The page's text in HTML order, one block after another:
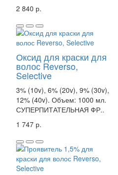
2 840 р.
Оксид для краски для
волос Reverso,
Selective
3% (10v), 6% (20v), 9% (30v),
12% (40v). Объем: 1000 мл.
СУПЕРПИТАТЕЛЬНАЯ ФР..
1 747 р.